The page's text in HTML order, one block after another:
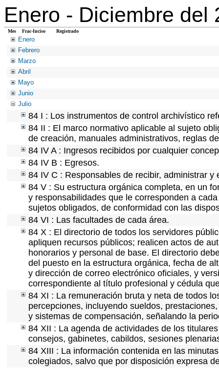
Enero - Diciembre del
Mes Frac-Inciso Registrado
Enero
Febrero
Marzo
Abril
Mayo
Junio
Julio
84 I : Los instrumentos de control archivístico
84 II : El marco normativo aplicable al sujeto
de creación, manuales administrativos, reglas
84 IV A : Ingresos recibidos por cualquier
84 IV B : Egresos.
84 IV C : Responsables de recibir, administrar y
84 V : Su estructura orgánica completa, en un
y responsabilidades que le corresponden a
sujetos obligados, de conformidad con las
84 VI : Las facultades de cada área.
84 X : El directorio de todos los servidores
apliquen recursos públicos; realicen actos de
honorarios y personal de base. El directorio
del puesto en la estructura orgánica, fecha de
y dirección de correo electrónico oficiales, y
correspondiente al título profesional y cédula
84 XI : La remuneración bruta y neta de todos
percepciones, incluyendo sueldos,
y sistemas de compensación, señalando la
84 XII : La agenda de actividades de los
consejos, gabinetes, cabildos, sesiones
84 XIII : La información contenida en las
colegiados, salvo que por disposición expresa